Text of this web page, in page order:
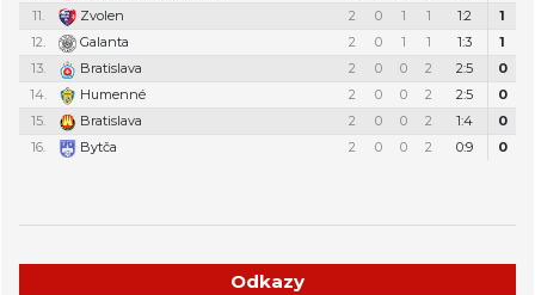
11.
Zvolen 2 0 1 1 1:2
1
12.
Galanta 2 0 1 1 1:3
1
13.
Bratislava 2 0 0 2 2:5
0
14.
Humenné 2 0 0 2 2:5
0
15.
Bratislava 2 0 0 2 1:4
0
16.
Bytča 2 0 0 2 0:9 0
Odkazy